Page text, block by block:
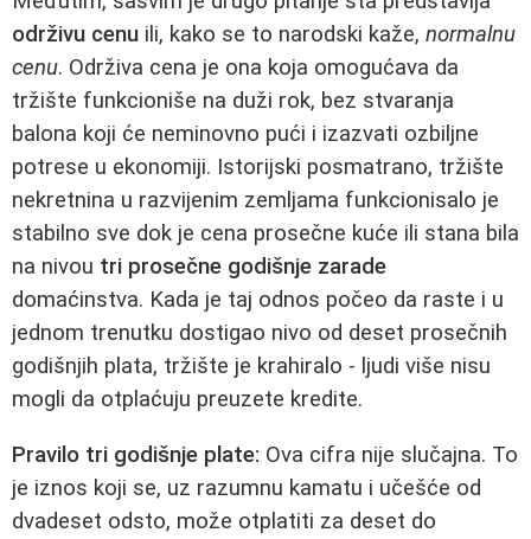
održivu cenu ili, kako se to narodski kaže, normalnu
cenu. Održiva cena je ona koja omogućava da
tržište funkcioniše na duži rok, bez stvaranja
balona koji će neminovno pući i izazvati ozbiljne
potrese u ekonomiji. Istorijski posmatrano, tržište
nekretnina u razvijenim zemljama funkcionisalo je
stabilno sve dok je cena prosečne kuće ili stana bila
na nivou tri prosečne godišnje zarade
domaćinstva. Kada je taj odnos počeo da raste i u
jednom trenutku dostigao nivo od deset prosečnih
godišnjih plata, tržište je krahiralo - ljudi više nisu
mogli da otplaćuju preuzete kredite.
Pravilo tri godišnje plate: Ova cifra nije slučajna. To
je iznos koji se, uz razumnu kamatu i učešće od
dvadeset odsto, može otplatiti za deset do